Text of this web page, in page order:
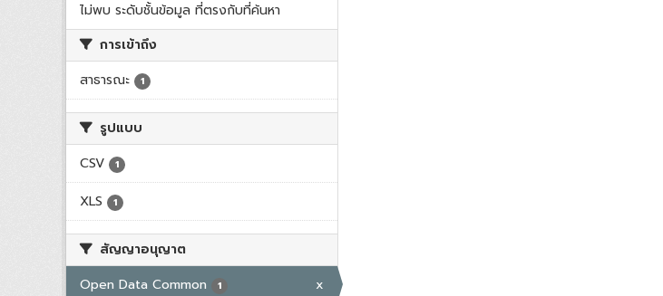
ไม่พบ ระดับชั้นข้อมูล ที่ตรงกับที่ค้นหา
การเข้าถึง
สาธารณะ
1
รูปแบบ
CSV
1
XLS 1
สัญญาอนุญาต
Open Data Common
1 x